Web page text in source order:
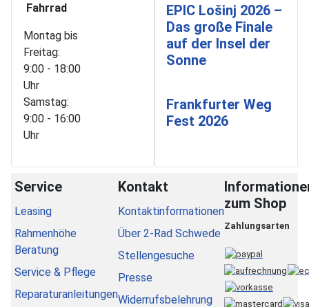
Fahrrad
Montag bis
Freitag:
9:00 - 18:00
Uhr
Samstag:
9:00 - 16:00
Uhr
EPIC Lošinj 2026 –
Das große Finale
auf der Insel der
Sonne
Frankfurter Weg
Fest 2026
Service
Leasing
Rahmenhöhe
Beratung
Service & Pflege
Reparaturanleitungen
Kontakt
Kontaktinformationen
Über 2-Rad Schwede
Stellengesuche
Presse
Widerrufsbelehrung
zum Shop
Zahlungsarten